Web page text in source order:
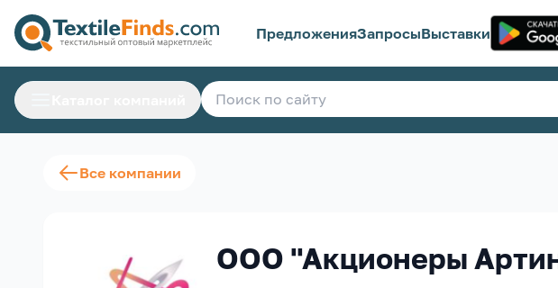
ПредложенияЗапросыВыставки
Все компании
ООО "Акционеры